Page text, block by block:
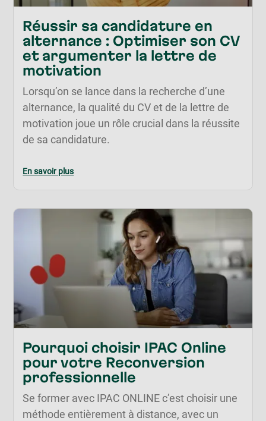
Réussir sa candidature en
alternance : Optimiser son CV
et argumenter la lettre de
motivation
Lorsqu’on se lance dans la recherche d’une
alternance, la qualité du CV et de la lettre de
motivation joue un rôle crucial dans la réussite
de sa candidature.
En savoir plus
Pourquoi choisir IPAC Online
pour votre Reconversion
professionnelle
Se former avec IPAC ONLINE c’est choisir une
méthode entièrement à distance, avec un